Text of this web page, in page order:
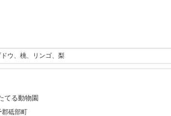
ウ、桃、リンゴ、梨
てる動物園
郡砥部町